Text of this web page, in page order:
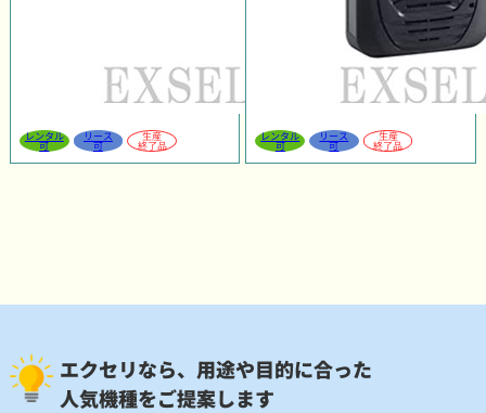
レンタル
可
リース
可
生産
終了品
レンタル
可
リース
可
生産
終了品
エクセリなら、用途や目的に合った
人気機種をご提案します